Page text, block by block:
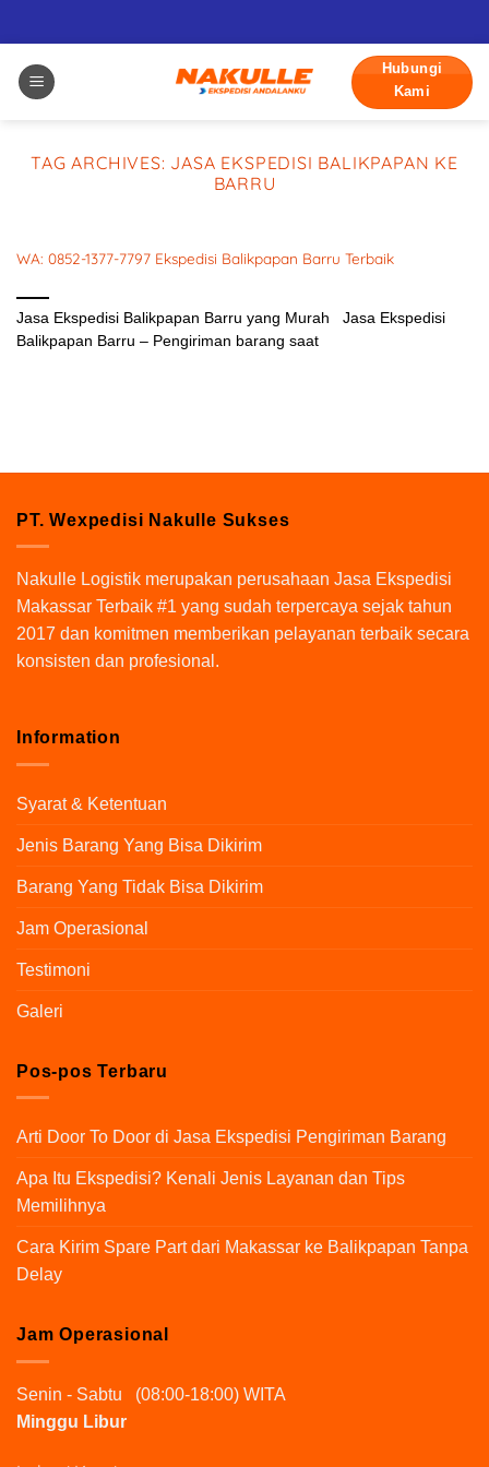
Hubungi
Kami
TAG ARCHIVES: JASA EKSPEDISI BALIKPAPAN KE
BARRU
WA: 0852-1377-7797 Ekspedisi Balikpapan Barru Terbaik
Jasa Ekspedisi Balikpapan Barru yang Murah Jasa Ekspedisi
Balikpapan Barru – Pengiriman barang saat
PT. Wexpedisi Nakulle Sukses
Nakulle Logistik merupakan perusahaan Jasa Ekspedisi
Makassar Terbaik #1 yang sudah terpercaya sejak tahun
2017 dan komitmen memberikan pelayanan terbaik secara
konsisten dan profesional.
Information
Syarat & Ketentuan
Jenis Barang Yang Bisa Dikirim
Barang Yang Tidak Bisa Dikirim
Jam Operasional
Testimoni
Galeri
Pos-pos Terbaru
Arti Door To Door di Jasa Ekspedisi Pengiriman Barang
Apa Itu Ekspedisi? Kenali Jenis Layanan dan Tips
Memilihnya
Cara Kirim Spare Part dari Makassar ke Balikpapan Tanpa
Delay
Jam Operasional
Senin - Sabtu (08:00-18:00) WITA
Minggu Libur